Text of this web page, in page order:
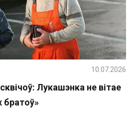
Лукашэнка не вітае
братоў»
10.07.2026